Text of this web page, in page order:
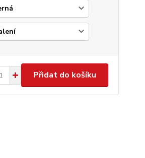
Přidat do košíku